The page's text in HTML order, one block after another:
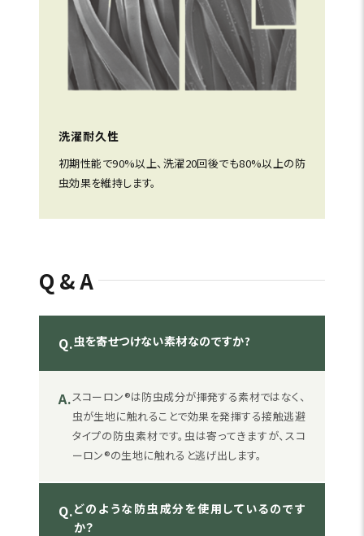
洗濯耐久性
初期性能で90%以上、洗濯20回後でも80%以上の防
虫効果を維持します。
Q&A
Q.虫を寄せつけない素材なのですか?
A.スコーロン®は防虫成分が揮発する素材ではなく、
虫が生地に触れることで効果を発揮する接触逃避
タイプの防虫素材です。虫は寄ってきますが、スコ
ーロン®の生地に触れると逃げ出します。
Q.どのような防虫成分を使用しているのです
か？